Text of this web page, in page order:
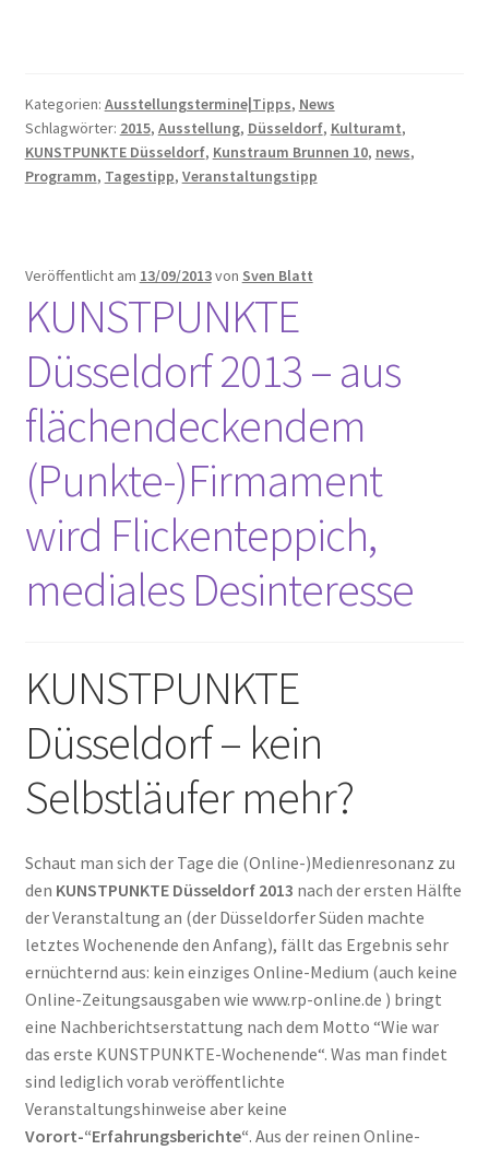
Kategorien: Ausstellungstermine|Tipps, News
Schlagwörter: 2015, Ausstellung, Düsseldorf, Kulturamt,
KUNSTPUNKTE Düsseldorf, Kunstraum Brunnen 10, news,
Programm, Tagestipp, Veranstaltungstipp
Veröffentlicht am 13/09/2013von Sven Blatt
KUNSTPUNKTE
Düsseldorf 2013 – aus
flächendeckendem
(Punkte-)Firmament
wird Flickenteppich,
mediales Desinteresse
KUNSTPUNKTE
Düsseldorf – kein
Selbstläufer mehr?
Schaut man sich der Tage die (Online-)Medienresonanz zu
den KUNSTPUNKTE Düsseldorf 2013 nach der ersten Hälfte
der Veranstaltung an (der Düsseldorfer Süden machte
letztes Wochenende den Anfang), fällt das Ergebnis sehr
ernüchternd aus: kein einziges Online-Medium (auch keine
Online-Zeitungsausgaben wie www.rp-online.de ) bringt
eine Nachberichtserstattung nach dem Motto “Wie war
das erste KUNSTPUNKTE-Wochenende“. Was man findet
sind lediglich vorab veröffentlichte
Veranstaltungshinweise aber keine
Vorort-“Erfahrungsberichte“. Aus der reinen Online-